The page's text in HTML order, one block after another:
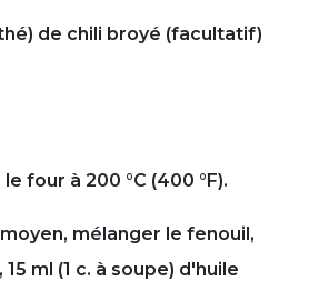
thé) de chili broyé (facultatif)
four à 200 °C (400 °F).
mélanger le fenouil,
ml (1 c. à soupe) d'huile